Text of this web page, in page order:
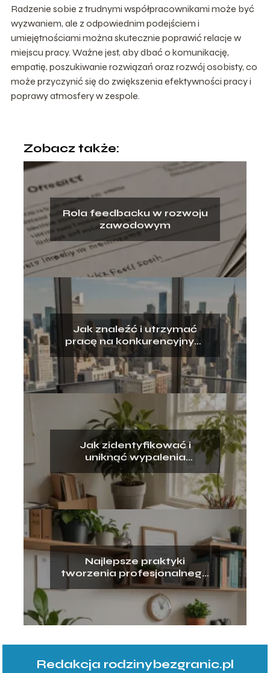
Radzenie sobie z trudnymi współpracownikami może być
wyzwaniem, ale z odpowiednim podejściem i
umiejętnościami można skutecznie poprawić relacje w
miejscu pracy. Ważne jest, aby dbać o komunikację,
empatię, poszukiwanie rozwiązań oraz rozwój osobisty, co
może przyczynić się do zwiększenia efektywności pracy i
poprawy atmosfery w zespole.
Zobacz także:
Rola feedbacku w rozwoju
zawodowym
Jak znaleźć i utrzymać
pracę na konkurencyjnym
rynku
Jak zidentyfikować i
uniknąć wypalenia
zawodowego
Najlepsze praktyki
tworzenia profesjonalnego
CV
Redakcja rodzinybezgranic.pl